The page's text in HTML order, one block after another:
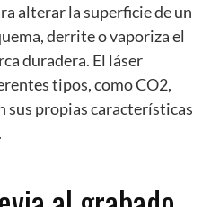
alterar la superficie de un
derrite o vaporiza el
duradera. El láser
tipos, como CO2,
sus propias características